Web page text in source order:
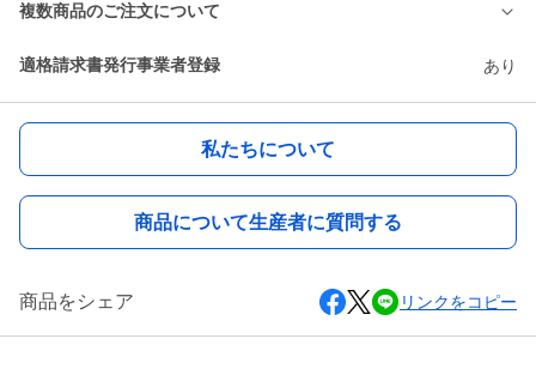
複数商品のご注文について
適格請求書発行事業者登録 あり
私たちについて
商品について生産者に質問する
商品をシェア リンクをコピー